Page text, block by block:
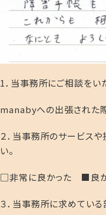
1．当事務所にご相談をい
manabyへの出張された
２．当事務所のサービス
い。
□非常に良かった ■良
３．当事務所に求めている